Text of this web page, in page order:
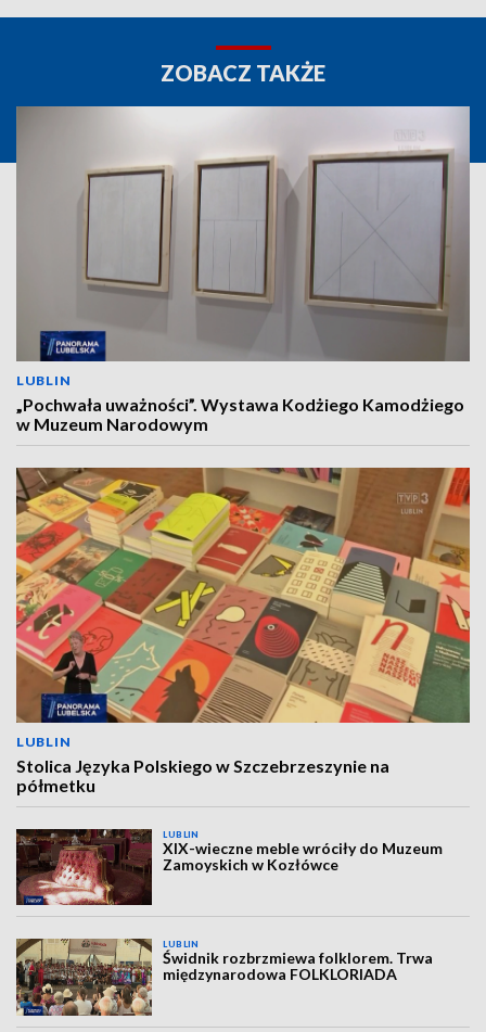
ZOBACZ TAKŻE
LUBLIN
„Pochwała uważności”. Wystawa Kodżiego Kamodżiego
w Muzeum Narodowym
LUBLIN
Stolica Języka Polskiego w Szczebrzeszynie na
półmetku
LUBLIN
XIX-wieczne meble wróciły do Muzeum
Zamoyskich w Kozłówce
LUBLIN
Świdnik rozbrzmiewa folklorem. Trwa
międzynarodowa FOLKLORIADA